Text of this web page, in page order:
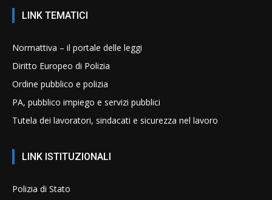
LINK TEMATICI
Normattiva – il portale delle leggi
Diritto Europeo di Polizia
Ordine pubblico e polizia
PA, pubblico impiego e servizi pubblici
Tutela dei lavoratori, sindacati e sicurezza nel lavoro
LINK ISTITUZIONALI
Polizia di Stato